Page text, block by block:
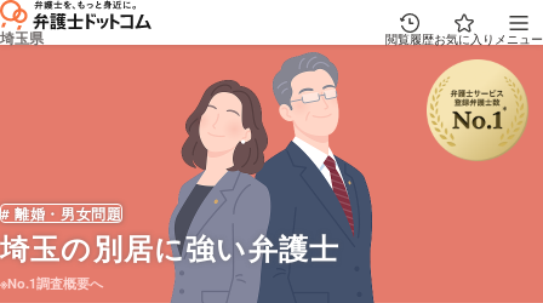
埼玉県 閲覧履歴お気に入り メニュー
# 離婚・男女問題
埼玉の別居に強い弁護士
※No.1調査概要へ